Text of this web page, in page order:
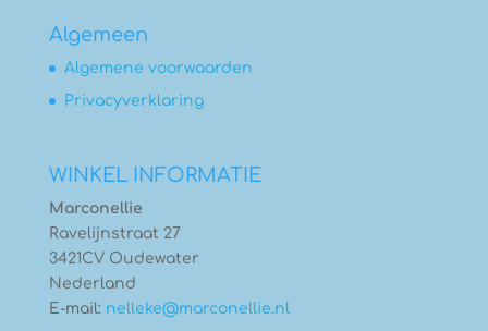
Algemeen
Algemene voorwaarden
Privacyverklaring
WINKEL INFORMATIE
Marconellie
Ravelijnstraat 27
3421CV Oudewater
Nederland
E-mail: nelleke@marconellie.nl